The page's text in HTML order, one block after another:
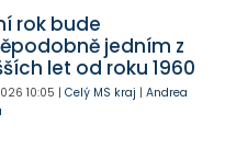
rok bude
jedním z
let od roku 1960
10:05 | Celý MS kraj | Andrea